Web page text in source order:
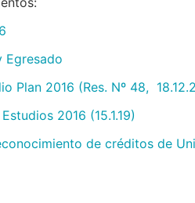
Egresado
Plan 2016 (Res. Nº 48,
2016 (15.1.19)
de créditos de